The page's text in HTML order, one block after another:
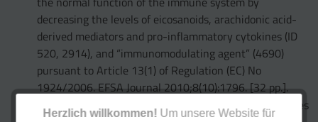
Herzlich willkommen! Um unsere Website für
decreasing the levels of eicosanoids, arachidonic acid-
derived mediators and pro-inflammatory cytokines (ID
520, 2914), and “immunomodulating agent” (4690)
pursuant to Article 13(1) of Regulation (EC) No
1924/2006. EFSA Journal 2010;8(10):1796. [32 pp.].
EFSA Panel on Dietetic Products, Nutrition and Allergies